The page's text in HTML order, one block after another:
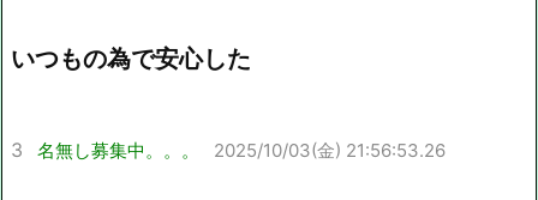
いつもの為で安心した
3 名無し募集中。。。 2025/10/03(金) 21:56:53.26